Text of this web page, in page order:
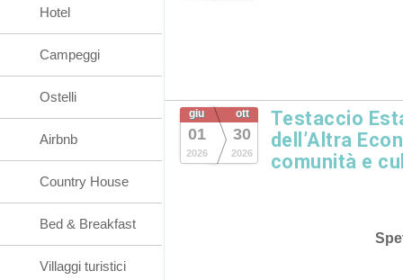
giu
01
2026
ott
30
2026
Testaccio
dell’Altra
comunità e
Hotel
Campeggi
Ostelli
Airbnb
Country House
Bed & Breakfast
Villaggi turistici